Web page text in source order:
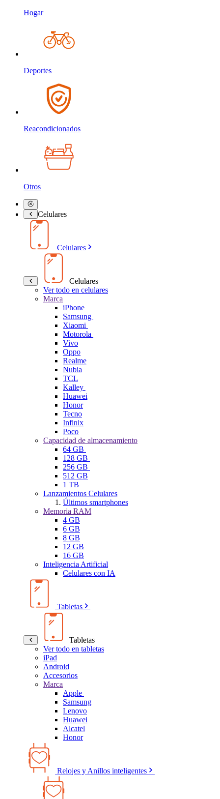
Hogar
Deportes
Reacondicionados
Otros
Celulares
Celulares
Celulares
Ver todo en celulares
Marca
iPhone
Samsung
Xiaomi
Motorola
Vivo
Oppo
Realme
Nubia
TCL
Kalley
Huawei
Honor
Tecno
Infinix
Poco
Capacidad de almacenamiento
64 GB
128 GB
256 GB
512 GB
1 TB
Lanzamientos Celulares
Últimos smartphones
Memoria RAM
4 GB
6 GB
8 GB
12 GB
16 GB
Inteligencia Artificial
Celulares con IA
Tabletas
Tabletas
Ver todo en tabletas
iPad
Android
Accesorios
Marca
Apple
Samsung
Lenovo
Huawei
Alcatel
Honor
Relojes y Anillos inteligentes